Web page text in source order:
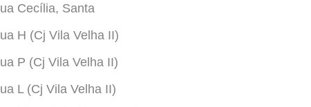
Cecília, Santa
H (Cj Vila Velha II)
P (Cj Vila Velha II)
L (Cj Vila Velha II)